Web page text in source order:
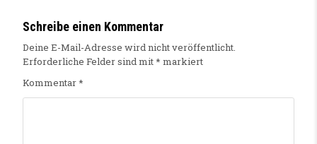
Schreibe einen Kommentar
Deine E-Mail-Adresse wird nicht veröffentlicht.
Erforderliche Felder sind mit* markiert
Kommentar*